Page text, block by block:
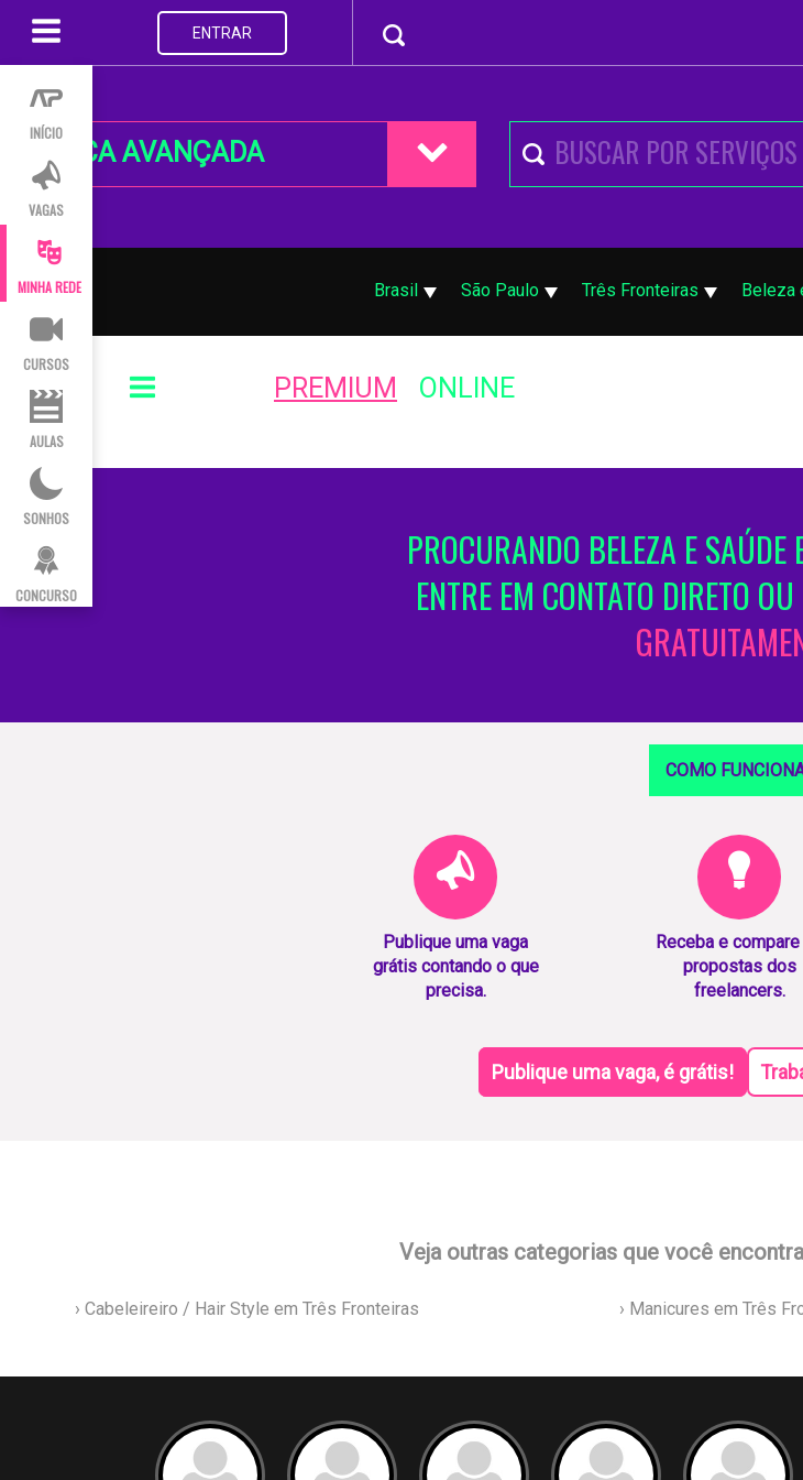
INÍCIO
VAGAS
MINHA REDE
CURSOS
AULAS
SONHOS
CONCURSO
ENTRAR
BUSCA AVANÇADA
Brasil São Paulo Três Fronteiras Beleza
PREMIUM ONLINE
PROCURANDO BELEZA E SAÚDE
ENTRE EM CONTATO DIRETO
COMO
Publique uma vaga
grátis contando o que
precisa.
Receba e
propostas dos
freelancers.
Publique uma vaga, é grátis!
Veja outras categorias que você
› Cabeleireiro / Hair Style em Três Fronteiras › Manicures em Três